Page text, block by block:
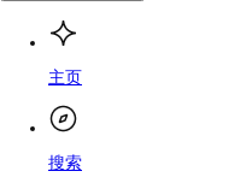
主页
搜索